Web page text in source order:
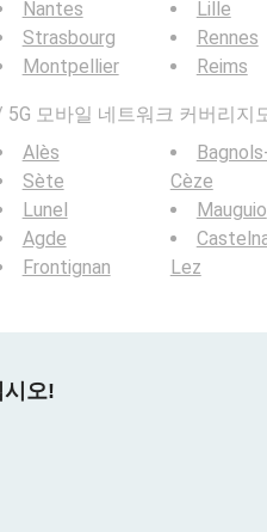
Nantes
Strasbourg
Montpellier
Lille
Rennes
Reims
모바일 네트워크 커버리지
Alès
Sète
Lunel
Agde
Frontignan
Cèze
Mauguio
Lez
오!